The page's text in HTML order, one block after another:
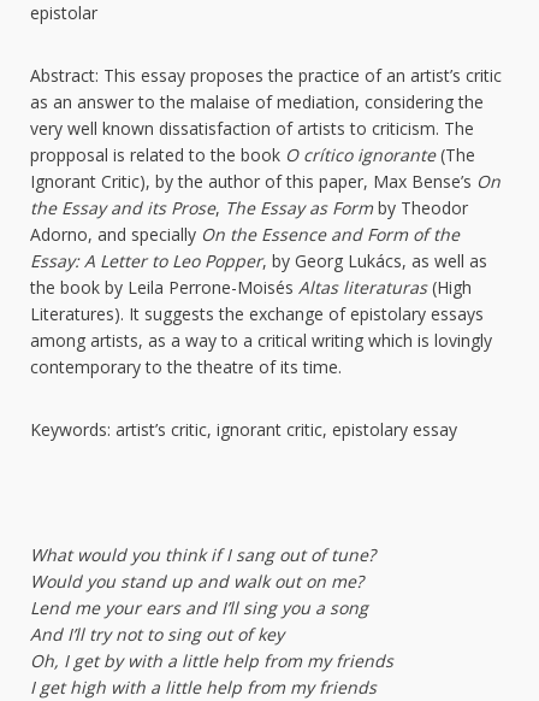
epistolar
Abstract: This essay proposes the practice of an artist’s critic
as an answer to the malaise of mediation, considering the
very well known dissatisfaction of artists to criticism. The
propposal is related to the book O crítico ignorante(The
Ignorant Critic), by the author of this paper, Max Bense’s On
the Essay and its Prose, The Essay as Formby Theodor
Adorno, and specially On the Essence and Form of the
Essay: A Letter to Leo Popper, by Georg Lukács, as well as
the book by Leila Perrone-Moisés Altas literaturas(High
Literatures). It suggests the exchange of epistolary essays
among artists, as a way to a critical writing which is lovingly
contemporary to the theatre of its time.
Keywords: artist’s critic, ignorant critic, epistolary essay
What would you think if I sang out of tune?
Would you stand up and walk out on me?
Lend me your ears and I’ll sing you a song
And I’ll try not to sing out of key
Oh, I get by with a little help from my friends
I get high with a little help from my friends